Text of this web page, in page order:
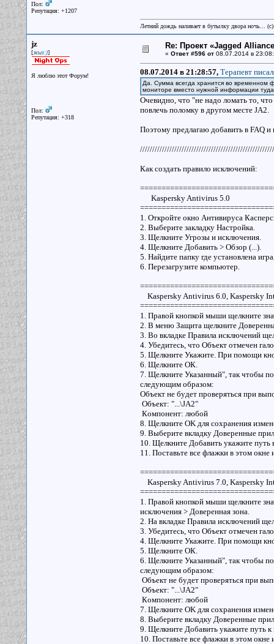
Пол:
Репутация: +1207
Летний дождь наливает в бутылку двора ночь...
jz
[жыз:)]
Я люблю этот Форум!
Пол:
Репутация: +318
Re: Проект «Jagged
« Ответ #596 от08.07.2014 в
08.07.2014 в 21:28:57, Терапевт
Да. Сумма всегда хранится во
мониторе вместо нужной информации туда
Очевидно, что "не надо ломать то,
повлечь поломку в другом месте JA2.
Поэтому предлагаю добавить в FAQ
Как создать правило исключений:
Kaspersky Antivirus 5.0
1. Откройте окно Антивируса
2. Выберите закладку Настройка.
3. Щелкните Угрозы и исключения.
4. Щелкните Добавить > Обзор (...).
5. Найдите папку где установлена
6. Перезагрузите компьютер.
Kaspersky Antivirus 6.0, Kaspersky
1. Правой кнопкой мыши щелкните
2. В меню Защита щелкните
3. Во вкладке Правила исключений
4. Убедитесь, что Объект отмечен
5. Щелкните Укажите. При помощи
6. Щелкните ОК.
7. Щелкните Указанный", так чтобы
следующим образом:
Oбъeкт нe бyдeт пpoвepятьcя пpи
Oбъeкт: "...\JA2"
Кoмпoнeнт: любoй
8. Щелкните OK для сохранения
9. Выберите вкладку Доверенные
10. Щелкните Добавить укажите
11. Поставьте все флажки в этом
Kaspersky Antivirus 7.0, Kaspersky
1. Правой кнопкой мыши щелкните
исключения > Доверенная зона.
2. На вкладке Правила исключений
3. Убедитесь, что Объект отмечен
4. Щелкните Укажите. При помощи
5. Щелкните ОК.
6. Щелкните Указанный", так чтобы
следующим образом:
Oбъeкт нe бyдeт пpoвepятьcя пpи
Oбъeкт: "...\JA2"
Кoмпoнeнт: любoй
7. Щелкните OK для сохранения
8. Выберите вкладку Доверенные
9. Щелкните Добавить укажите путь
10. Поставьте все флажки в этом